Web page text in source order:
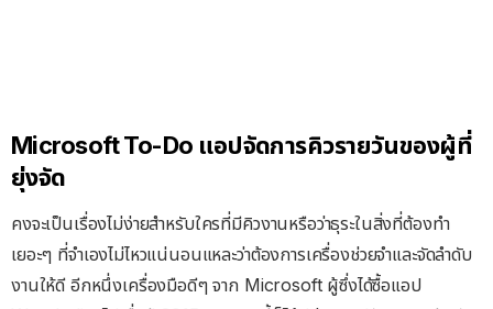
Microsoft To-Do แอปจัดการคิวรายวันของผู้ที่
ยุ่งจัด
คงจะเป็นเรื่องไม่ง่ายสำหรับใครที่มีคิวงานหรือว่าธุระในสิ่งที่ต้องทำ
เยอะๆ ที่จำเองไม่ไหวแน่นอนแหละว่าต้องการเครื่องช่วยจำและจัดลำดับ
งานให้ดี อีกหนึ่งเครื่องมือดีๆ จาก Microsoft ผู้ซึ่งได้ซื้อแอป